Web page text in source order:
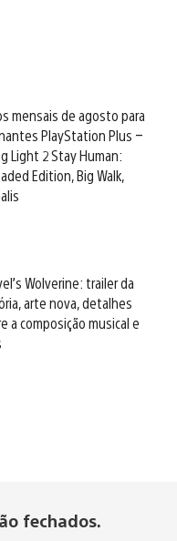
mensais de agosto para
PlayStation Plus –
Light 2 Stay Human:
Edition, Big Walk,
Wolverine: trailer da
arte nova, detalhes
a composição musical e
fechados.